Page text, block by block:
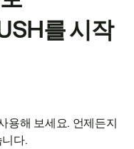
를 시작
용해 보세요. 언제든지
다.